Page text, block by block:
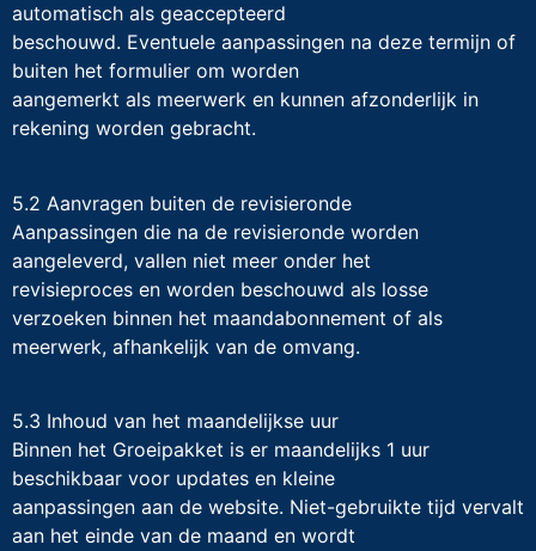
automatisch als geaccepteerd
beschouwd. Eventuele aanpassingen na deze termijn of
buiten het formulier om worden
aangemerkt als meerwerk en kunnen afzonderlijk in
rekening worden gebracht.
5.2 Aanvragen buiten de revisieronde
Aanpassingen die na de revisieronde worden
aangeleverd, vallen niet meer onder het
revisieproces en worden beschouwd als losse
verzoeken binnen het maandabonnement of als
meerwerk, afhankelijk van de omvang.
5.3 Inhoud van het maandelijkse uur
Binnen het Groeipakket is er maandelijks 1 uur
beschikbaar voor updates en kleine
aanpassingen aan de website. Niet-gebruikte tijd vervalt
aan het einde van de maand en wordt